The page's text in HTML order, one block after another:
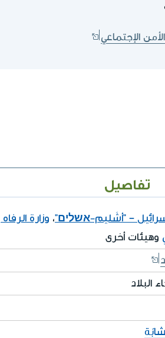
الإجتماعي
تفاصيل
– "أشَليم-אשלים"، وزارة
وهيئات أخرى
البلاد